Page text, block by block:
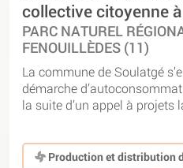
collective citoyenne
PARC NATUREL
FENOUILLÈDES (11)
La commune de Soulatgé
démarche
la suite d’un appel à projets
Production et distribution